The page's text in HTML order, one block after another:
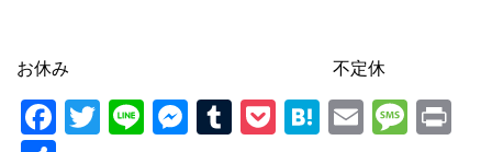
お休み 不定休
Facebook
TwitterLineMessenger
Tumblr
Pocket
Hatena
Email